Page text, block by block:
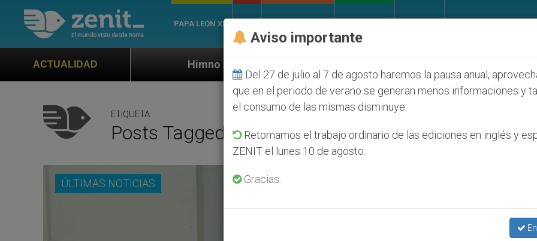
PAPA LEÓN XIV
ACTUALIDADHimno oficial de la Jornada Mundial de la Juventud Seúl 2027
ETIQUETA
Posts Tagged ‘papa Reza’
ÚLTIMAS NOTICIAS
Aviso importante
Del 27 de julio al 7 de agosto haremos la pausa anual,
que en el periodo de verano se generan menos informaciones y
el consumo de las mismas disminuye.
Retomamos el trabajo ordinario de las ediciones en inglés y
ZENIT el lunes 10 de agosto.
Gracias.